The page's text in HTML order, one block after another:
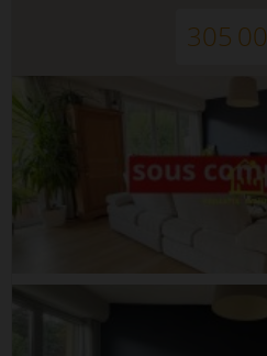
305